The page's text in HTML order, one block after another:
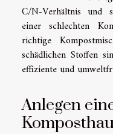
C/N-Verhältnis und
einer schlechten
richtige
schädlichen Stoffen
effiziente und
Anlegen